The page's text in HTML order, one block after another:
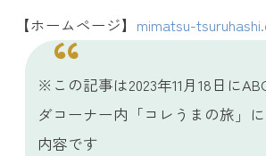
【ホームページ】 mimatsu-
※この記事は2023年11月18日に
ダコーナー内「コレうまの旅」
内容です